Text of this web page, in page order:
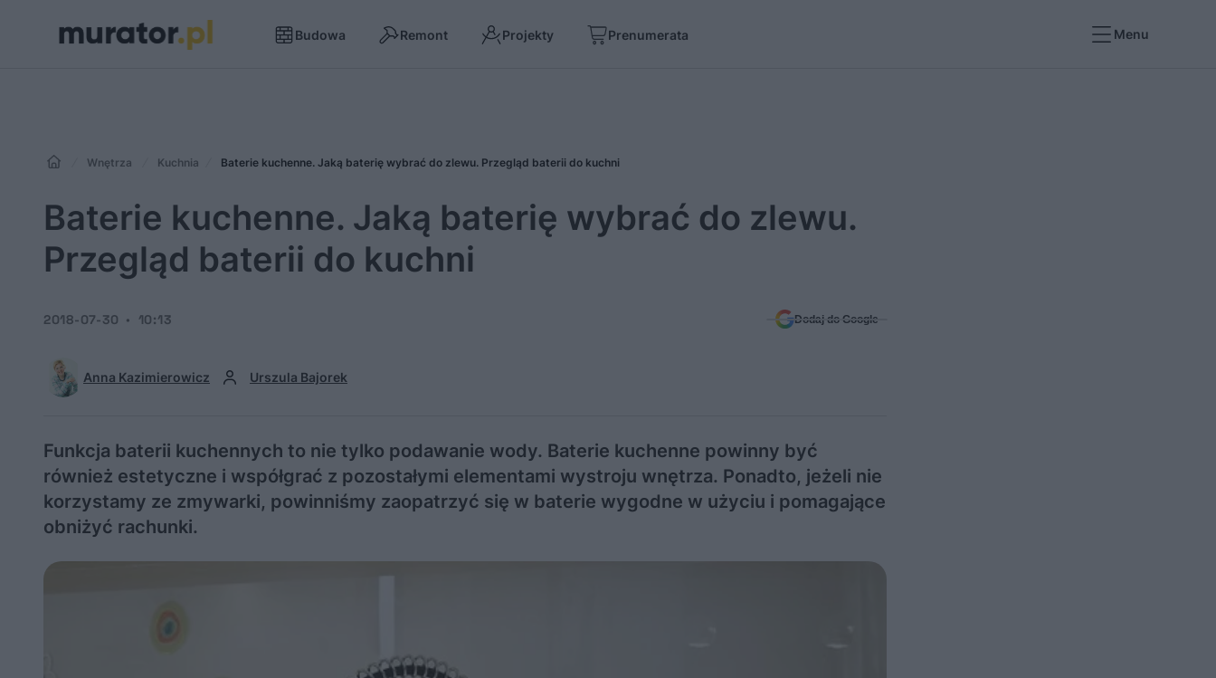
Budowa Remont Projekty Prenumerata Menu
Wnętrza Kuchnia Baterie kuchenne. Jaką baterię wybrać do zlewu. Przegląd baterii do kuchni
Baterie kuchenne. Jaką baterię wybrać do zlewu.
Przegląd baterii do kuchni
Anna Kazimierowicz Urszula Bajorek
2018-07-30 10:13 Dodaj do Google
Funkcja baterii kuchennych to nie tylko podawanie wody. Baterie kuchenne powinny być
również estetyczne i współgrać z pozostałymi elementami wystroju wnętrza. Ponadto, jeżeli nie
korzystamy ze zmywarki, powinniśmy zaopatrzyć się w baterie wygodne w użyciu i pomagające
obniżyć rachunki.